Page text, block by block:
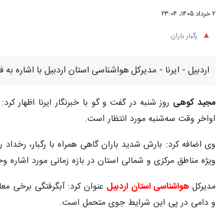
۲ خرداد ۱۴۰۵، ۲۳:۰۴
رگبار باران
اردبیل - ایرنا - مدیرکل هواشناسی استان اردبیل با اشاره
مجید کوهی روز شنبه در گفت و گو با خبرنگار ایرنا
اواخر وقت سه‌شنبه مورد انتظار است.
وی اضافه کرد: بارش شدید باران گاهی همراه با رگبار،
ویژه مناطق مرکزی و شمالی استان در بازه زمانی مورد اشاره
مدیرکلهواشناسی استان اردبیل عنوان کرد: آبگرفتگی برخی
و دامی در پی این شرایط جوی متحمل است.